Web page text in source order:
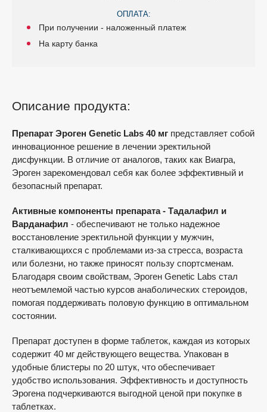
ОПЛАТА:
При получении - наложенный платеж
На карту банка
Описание продукта:
Препарат Эроген Genetic Labs 40 мг представляет собой
инновационное решение в лечении эректильной
дисфункции. В отличие от аналогов, таких как Виагра,
Эроген зарекомендовал себя как более эффективный и
безопасный препарат.
Активные компоненты препарата - Тадалафил и
Варданафил - обеспечивают не только надежное
восстановление эректильной функции у мужчин,
сталкивающихся с проблемами из-за стресса, возраста
или болезни, но также приносят пользу спортсменам.
Благодаря своим свойствам, Эроген Genetic Labs стал
неотъемлемой частью курсов анаболических стероидов,
помогая поддерживать половую функцию в оптимальном
состоянии.
Препарат доступен в форме таблеток, каждая из которых
содержит 40 мг действующего вещества. Упакован в
удобные блистеры по 20 штук, что обеспечивает
удобство использования. Эффективность и доступность
Эрогена подчеркиваются выгодной ценой при покупке в
таблетках.